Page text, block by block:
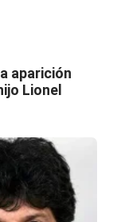
aparición
Lionel